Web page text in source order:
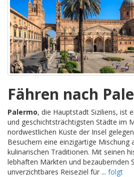
Fähren nach
Palermo, die Hauptstadt Siziliens, ist
und geschichtsträchtigsten Städte im
nordwestlichen Küste der Insel
Besuchern eine einzigartige Mischung
kulinarischen Traditionen. Mit seinen
lebhaften Märkten und bezaubernden
unverzichtbares Reiseziel für ... folgt